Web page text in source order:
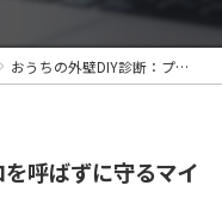
おうちの外壁DIY診断：プロを呼ばずに守るマイホーム！
呼ばずに守るマイ